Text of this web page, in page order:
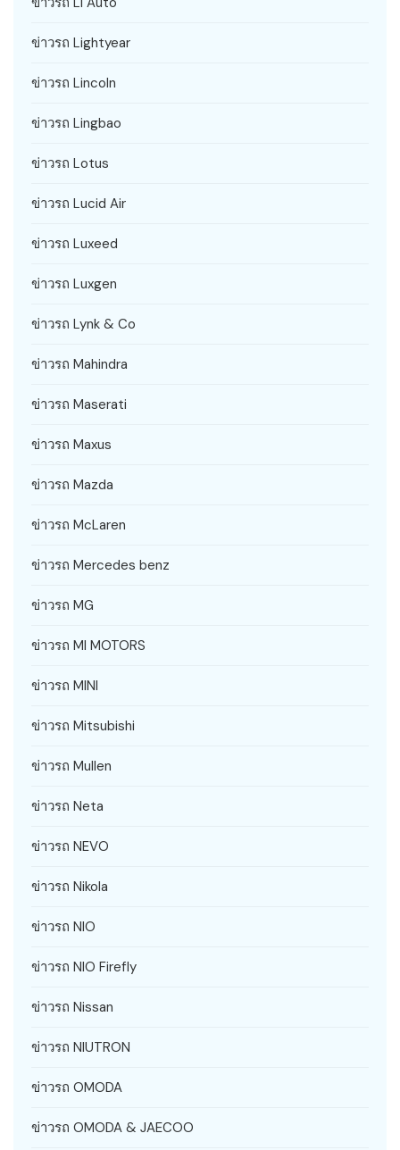
ข่าวรถ Lightyear
ข่าวรถ Lincoln
ข่าวรถ Lingbao
ข่าวรถ Lotus
ข่าวรถ Lucid Air
ข่าวรถ Luxeed
ข่าวรถ Luxgen
ข่าวรถ Lynk & Co
ข่าวรถ Mahindra
ข่าวรถ Maserati
ข่าวรถ Maxus
ข่าวรถ Mazda
ข่าวรถ McLaren
ข่าวรถ Mercedes benz
ข่าวรถ MG
ข่าวรถ MI MOTORS
ข่าวรถ MINI
ข่าวรถ Mitsubishi
ข่าวรถ Mullen
ข่าวรถ Neta
ข่าวรถ NEVO
ข่าวรถ Nikola
ข่าวรถ NIO
ข่าวรถ NIO Firefly
ข่าวรถ Nissan
ข่าวรถ NIUTRON
ข่าวรถ OMODA
ข่าวรถ OMODA & JAECOO